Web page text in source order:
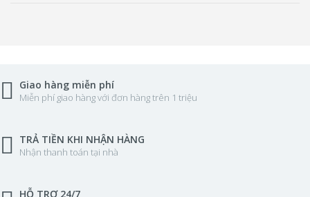
Giao hàng miễn phí
Miễn phí giao hàng với đơn hàng trên 1 triệu
TRẢ TIỀN KHI NHẬN HÀNG
Nhận thanh toán tại nhà
HỖ TRỢ 24/7